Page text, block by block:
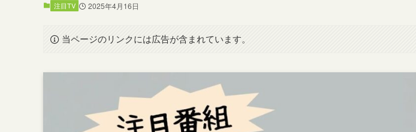
注目TV 2025年4月16日
当ページのリンクには広告が含まれています。